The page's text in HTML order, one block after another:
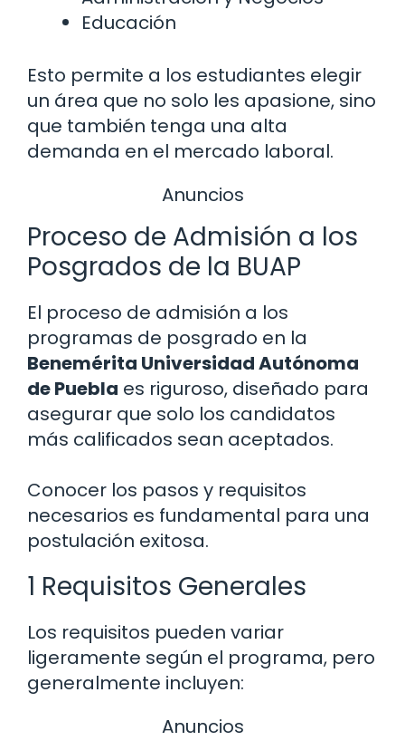
Educación
Esto permite a los estudiantes elegir
un área que no solo les apasione, sino
que también tenga una alta
demanda en el mercado laboral.
Anuncios
Proceso de Admisión a los
Posgrados de la BUAP
El proceso de admisión a los
programas de posgrado en la
Benemérita Universidad Autónoma
de Puebla es riguroso, diseñado para
asegurar que solo los candidatos
más calificados sean aceptados.
Conocer los pasos y requisitos
necesarios es fundamental para una
postulación exitosa.
1 Requisitos Generales
Los requisitos pueden variar
ligeramente según el programa, pero
generalmente incluyen:
Anuncios